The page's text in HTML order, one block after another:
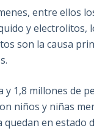
entre ellos
y electrolitos,
son la causa
1,8 millones de
niños y niñas
en estado